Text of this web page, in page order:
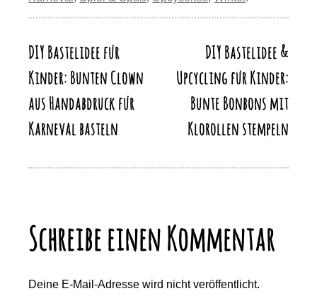
o
o
p
Li
k
Beitragsnavigation
DIY Bastelidee für
Kinder: Bunten Clown
aus Handabdruck für
Karneval basteln
DIY Bastelidee &
Upcycling für Kinder:
Bunte Bonbons mit
Klorollen stempeln
Schreibe einen Kommentar
Deine E-Mail-Adresse wird nicht veröffentlicht.